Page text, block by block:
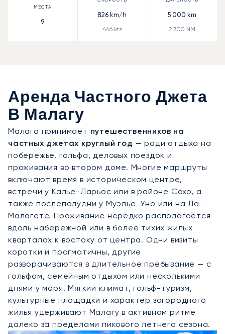
9
826 km/h
446kts
5 000 km
2 700 NM
Аренда Частного Джета
В Малагу
Малага принимает путешественников на
частных джетах круглый год — ради отдыха на
побережье, гольфа, деловых поездок и
проживания во втором доме. Многие маршруты
включают время в историческом центре,
встречи у Кальe-Ларьос или в районе Сохо, а
также послеполудни у Муэльe-Уно или на Ла-
Малагете. Проживание нередко располагается
вдоль набережной или в более тихих жилых
кварталах к востоку от центра. Одни визиты
коротки и прагматичны, другие
разворачиваются в длительное пребывание — с
гольфом, семейным отдыхом или несколькими
днями у моря. Мягкий климат, гольф-туризм,
культурные площадки и характер загородного
жилья удерживают Малагу в активном ритме
далеко за пределами пикового летнего сезона.